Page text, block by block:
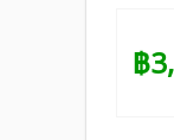
฿